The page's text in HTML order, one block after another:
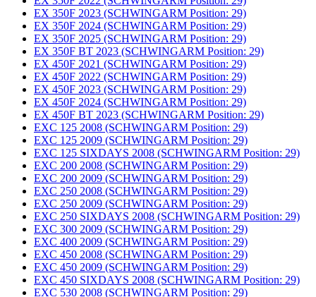
EX 350F 2023 (SCHWINGARM Position: 29)
EX 350F 2024 (SCHWINGARM Position: 29)
EX 350F 2025 (SCHWINGARM Position: 29)
EX 350F BT 2023 (SCHWINGARM Position: 29)
EX 450F 2021 (SCHWINGARM Position: 29)
EX 450F 2022 (SCHWINGARM Position: 29)
EX 450F 2023 (SCHWINGARM Position: 29)
EX 450F 2024 (SCHWINGARM Position: 29)
EX 450F BT 2023 (SCHWINGARM Position: 29)
EXC 125 2008 (SCHWINGARM Position: 29)
EXC 125 2009 (SCHWINGARM Position: 29)
EXC 125 SIXDAYS 2008 (SCHWINGARM Position: 29)
EXC 200 2008 (SCHWINGARM Position: 29)
EXC 200 2009 (SCHWINGARM Position: 29)
EXC 250 2008 (SCHWINGARM Position: 29)
EXC 250 2009 (SCHWINGARM Position: 29)
EXC 250 SIXDAYS 2008 (SCHWINGARM Position: 29)
EXC 300 2009 (SCHWINGARM Position: 29)
EXC 400 2009 (SCHWINGARM Position: 29)
EXC 450 2008 (SCHWINGARM Position: 29)
EXC 450 2009 (SCHWINGARM Position: 29)
EXC 450 SIXDAYS 2008 (SCHWINGARM Position: 29)
EXC 530 2008 (SCHWINGARM Position: 29)